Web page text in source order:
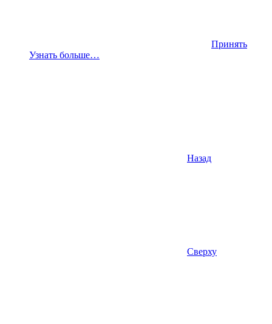
Принять
Узнать больше…
Назад
Сверху